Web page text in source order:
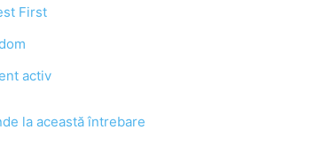
First
activ
la această întrebare